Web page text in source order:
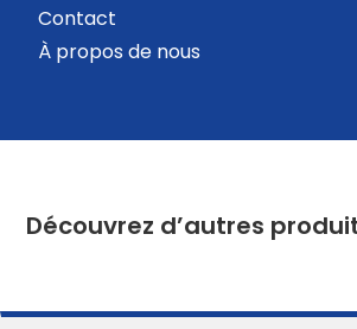
Contact
À propos de nous
Découvrez d’autres